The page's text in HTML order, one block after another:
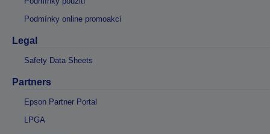
Podmínky online promoakcí
Legal
Safety Data Sheets
Partners
Epson Partner Portal
LPGA